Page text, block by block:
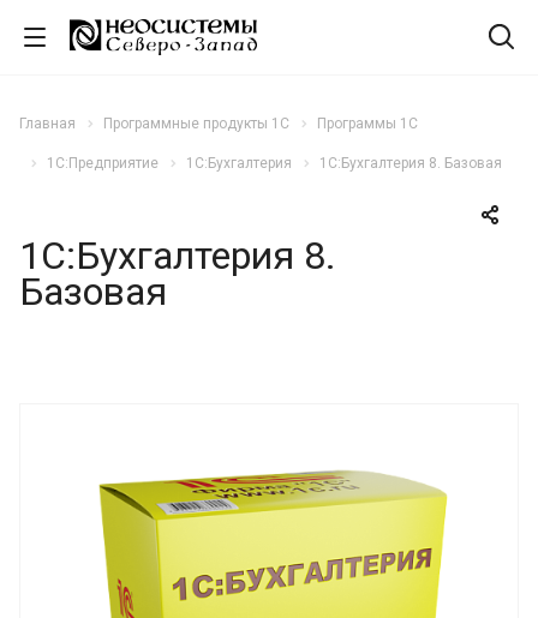
Главная Программные продукты 1С Программы 1С
1С:Предприятие 1С:Бухгалтерия 1С:Бухгалтерия 8. Базовая
1С:Бухгалтерия 8.
Базовая